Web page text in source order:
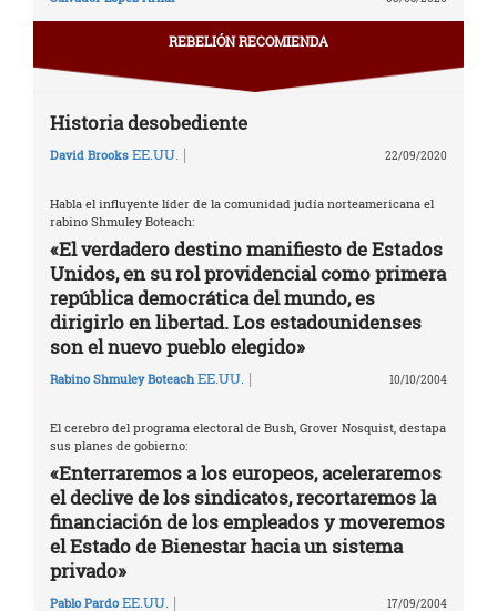
REBELIÓN RECOMIENDA
Historia desobediente
David Brooks EE.UU. | 22/09/2020
Habla el influyente líder de la comunidad judía norteamericana el
rabino Shmuley Boteach:
«El verdadero destino manifiesto de Estados
Unidos, en su rol providencial como primera
república democrática del mundo, es
dirigirlo en libertad. Los estadounidenses
son el nuevo pueblo elegido»
Rabino Shmuley Boteach EE.UU. | 10/10/2004
El cerebro del programa electoral de Bush, Grover Nosquist, destapa
sus planes de gobierno:
«Enterraremos a los europeos, aceleraremos
el declive de los sindicatos, recortaremos la
financiación de los empleados y moveremos
el Estado de Bienestar hacia un sistema
privado»
Pablo Pardo EE.UU. | 17/09/2004